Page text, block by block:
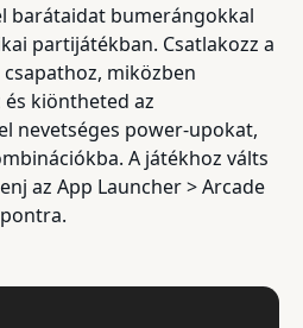
barátaidat bumerángokkal
partijátékban. Csatlakozz a
miközben
kiöntheted az
nevetséges power-upokat,
A játékhoz válts
az App Launcher > Arcade